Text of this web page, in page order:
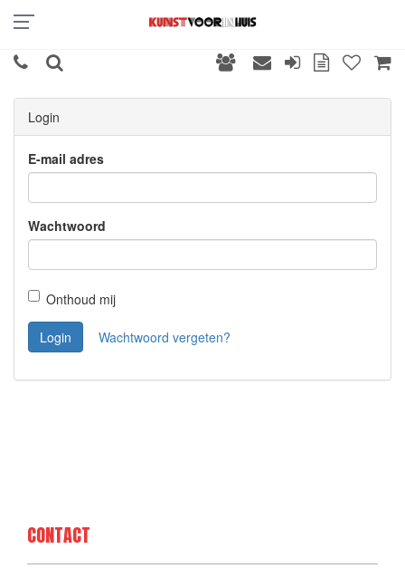
Login
E-mail adres
Wachtwoord
Onthoud mij
Login Wachtwoord vergeten?
CONTACT